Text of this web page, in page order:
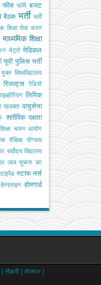
फीस फॉर्म बजट
बैठक भर्ती भर्ती
शिक्षा सेवा चयन
माध्यमिक शिक्षा
मेट्रो मेडिकल
यूपी पुलिस भर्ती
विश्वविद्यालय
रिजल्ट्स
रेडियो
लिपिक
प्रवक्ता वायुसेना
शारीरिक दक्षता
शिक्षा चयन आयोग
शैक्षिक योग्यता
सर्वोदय विद्यालय
जज सूचना का
स्टाफ नर्स
हेल्पलाइन होमगार्ड
| रोजगार |